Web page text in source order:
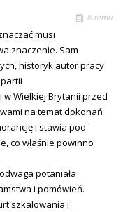
% temu
musi
znaczenie. Sam
historyk autor pracy
w Wielkiej Brytanii przed
na temat dokonań
i stawia pod
co właśnie powinno
potaniała
i pomówień.
szkalowania i